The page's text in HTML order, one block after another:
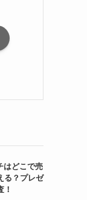
はどこで売
る？プレゼ
！